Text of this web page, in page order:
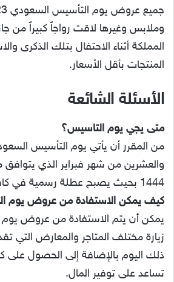
وملابس وغيرها لاقت رواجاً كبيراً من
المملكة أثناء الاحتفال بتلك الذكرى
المنتجات بأقل الأسعار.
الأسئلة الشائعة
متى يجي يوم التاسيس؟
من المقرر أن يأتي يوم التأسيس
1444 بحيث يصبح عطلة رسمية في كافة القطاعات.
كيف يمكن الاستفادة من عروض يوم
يمكن أن يتم الاستفادة من عروض
زيارة مختلف المتاجر والمعارض التي
ذلك اليوم بالإضافة إلى الحصول على
تساعد على توفير المال.